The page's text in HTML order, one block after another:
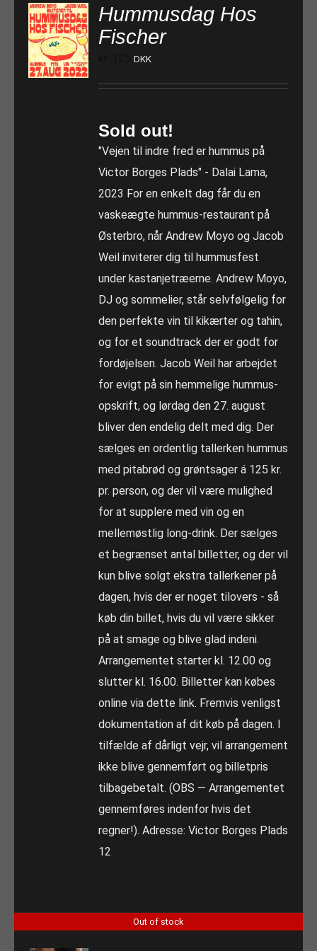
Hummusdag Hos
Fischer
DKK
Sold out!
"Vejen til indre fred er hummus på
Victor Borges Plads" - Dalai Lama,
2023 For en enkelt dag får du en
vaskeægte hummus-restaurant på
Østerbro, når Andrew Moyo og Jacob
Weil inviterer dig til hummusfest
under kastanjetræerne. Andrew Moyo,
DJ og sommelier, står selvfølgelig for
den perfekte vin til kikærter og tahin,
og for et soundtrack der er godt for
fordøjelsen. Jacob Weil har arbejdet
for evigt på sin hemmelige hummus-
opskrift, og lørdag den 27. august
bliver den endelig delt med dig. Der
sælges en ordentlig tallerken hummus
med pitabrød og grøntsager á 125 kr.
pr. person, og der vil være mulighed
for at supplere med vin og en
mellemøstlig long-drink. Der sælges
et begrænset antal billetter, og der vil
kun blive solgt ekstra tallerkener på
dagen, hvis der er noget tilovers - så
køb din billet, hvis du vil være sikker
på at smage og blive glad indeni.
Arrangementet starter kl. 12.00 og
slutter kl. 16.00. Billetter kan købes
online via dette link. Fremvis venligst
dokumentation af dit køb på dagen. I
tilfælde af dårligt vejr, vil arrangement
ikke blive gennemført og billetpris
tilbagebetalt. (OBS — Arrangementet
gennemføres indenfor hvis det
regner!). Adresse: Victor Borges Plads
12
Out of stock